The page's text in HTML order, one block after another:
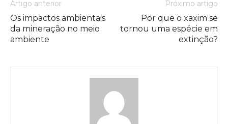
Artigo anterior
Os impactos ambientais
da mineração no meio
ambiente
Próximo artigo
Por que o xaxim se
tornou uma espécie em
extinção?